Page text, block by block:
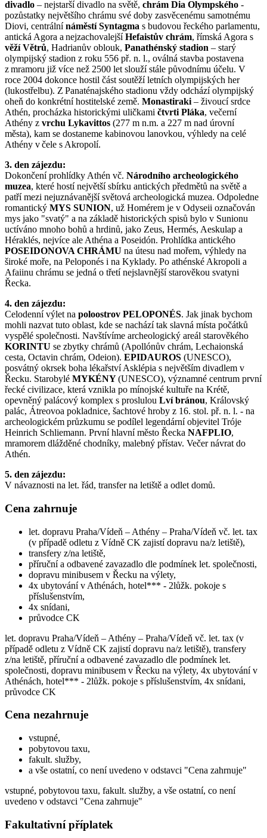
divadlo – nejstarší divadlo na světě, chrám Dia Olympského -
pozůstatky největšího chrámu své doby zasvěcenému samotnému
Diovi, centrálnínáměstí Syntagma s budovou řeckého parlamentu,
antická Agora a nejzachovalejšíHefaistův chrám, římská Agora s
věží Větrů, Hadrianův oblouk, Panathénský stadion – starý
olympijský stadion z roku 556 př. n. l., oválná stavba postavena
z mramoru již více než 2500 let slouží stále původnímu účelu. V
roce 2004 dokonce hostil část soutěží letních olympijských her
(lukostřelbu). Z Panaténajského stadionu vždy odchází olympijský
oheň do konkrétní hostitelské země. Monastiraki – živoucí srdce
Athén, procházka historickými uličkami čtvrti Pláka, večerní
Athény z vrchu Lykavittos (277 m n.m. a 227 m nad úrovní
města), kam se dostaneme kabinovou lanovkou, výhledy na celé
Athény v čele s Akropolí.
3. den zájezdu:
Dokončení prohlídky Athén vč. Národního archeologického
muzea, které hostí největší sbírku antických předmětů na světě a
patří mezi nejuznávanější světová archeologická muzea. Odpoledne
romantický MYS SUNION, už Homérem je v Odyseii označován
mys jako "svatý" a na základě historických spisů bylo v Sunionu
uctíváno mnoho bohů a hrdinů, jako Zeus, Hermés, Aeskulap a
Héraklés, nejvíce ale Athéna a Poseidón. Prohlídka antického
POSEIDONOVA CHRÁMU na útesu nad mořem, výhledy na
široké moře, na Peloponés i na Kyklady. Po athénské Akropoli a
Afaiinu chrámu se jedná o třetí nejslavnější starověkou svatyni
Řecka.
4. den zájezdu:
Celodenní výlet na poloostrov PELOPONÉS. Jak jinak bychom
mohli nazvat tuto oblast, kde se nachází tak slavná místa počátků
vyspělé společnosti. Navštívíme archeologický areál starověkého
KORINTU se zbytky chrámů (Apollónův chrám, Lechaionská
cesta, Octavin chrám, Odeion). EPIDAUROS (UNESCO),
posvátný okrsek boha lékařství Asklépia s největším divadlem v
Řecku. Starobylé MYKÉNY(UNESCO), významné centrum první
řecké civilizace, která vznikla po mínojské kultuře na Krétě,
opevněný palácový komplex s proslulou Lví bránou, Královský
palác, Átreovoa pokladnice, šachtové hroby z 16. stol. př. n. l. - na
archeologickém průzkumu se podílel legendární objevitel Tróje
Heinrich Schliemann. První hlavní město Řecka NAFPLIO,
mramorem dlážděné chodníky, malebný přístav. Večer návrat do
Athén.
5. den zájezdu:
V návaznosti na let. řád, transfer na letiště a odlet domů.
Cena zahrnuje
let. dopravu Praha/Vídeň – Athény – Praha/Vídeň vč. let. tax
(v případě odletu z Vídně CK zajistí dopravu na/z letiště),
transfery z/na letiště,
příruční a odbavené zavazadlo dle podmínek let. společnosti,
dopravu minibusem v Řecku na výlety,
4x ubytování v Athénách, hotel*** - 2lůžk. pokoje s
příslušenstvím,
4x snídani,
průvodce CK
let. dopravu Praha/Vídeň – Athény – Praha/Vídeň vč. let. tax (v
případě odletu z Vídně CK zajistí dopravu na/z letiště), transfery
z/na letiště, příruční a odbavené zavazadlo dle podmínek let.
společnosti, dopravu minibusem v Řecku na výlety, 4x ubytování v
Athénách, hotel*** - 2lůžk. pokoje s příslušenstvím, 4x snídani,
průvodce CK
Cena nezahrnuje
vstupné,
pobytovou taxu,
fakult. služby,
a vše ostatní, co není uvedeno v odstavci "Cena zahrnuje"
vstupné, pobytovou taxu, fakult. služby, a vše ostatní, co není
uvedeno v odstavci "Cena zahrnuje"
Fakultativní příplatek